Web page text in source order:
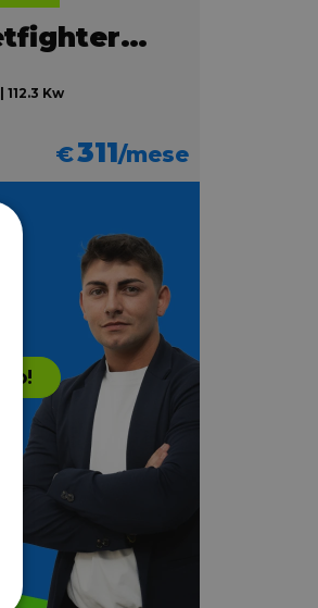
DUCATI Streetfighter V2
Kw
€311/mese